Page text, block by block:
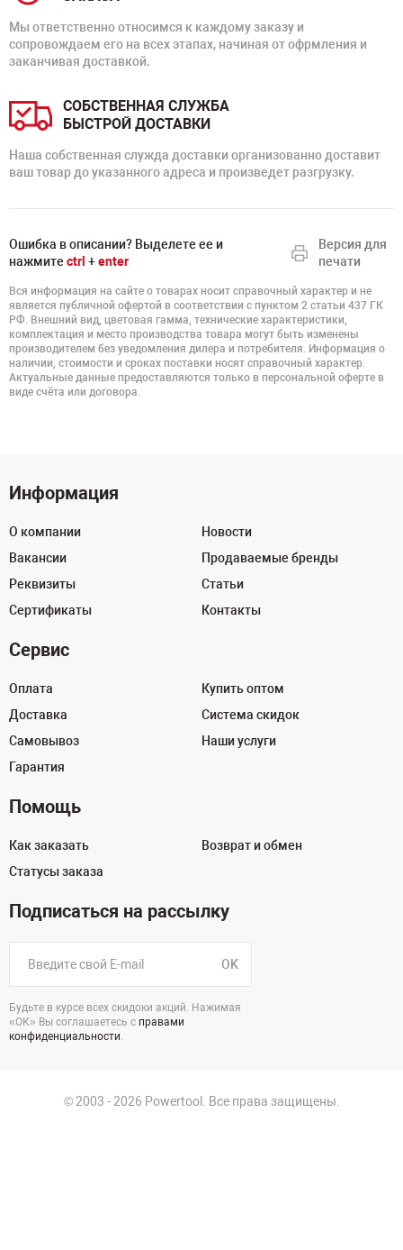
Мы ответственно относимся к каждому заказу и
сопровождаем его на всех этапах, начиная от офрмления и
заканчивая доставкой.
СОБСТВЕННАЯ СЛУЖБА
БЫСТРОЙ ДОСТАВКИ
Наша собственная служда доставки организованно доставит
ваш товар до указанного адреса и произведет разгрузку.
Ошибка в описании? Выделете ее и
нажмите ctrl +enter
Версия для
печати
Вся информация на сайте о товарах носит справочный характер и не
является публичной офертой в соответствии с пунктом 2 статьи 437 ГК
РФ. Внешний вид, цветовая гамма, технические характеристики,
комплектация и место производства товара могут быть изменены
производителем без уведомления дилера и потребителя. Информация о
наличии, стоимости и сроках поставки носят справочный характер.
Актуальные данные предоставляются только в персональной оферте в
виде счёта или договора.
Информация
О компании
Вакансии
Реквизиты
Сертификаты
Новости
Продаваемые бренды
Статьи
Контакты
Сервис
Оплата
Доставка
Самовывоз
Гарантия
Купить оптом
Система скидок
Наши услуги
Помощь
Как заказать
Статусы заказа
Возврат и обмен
Подписаться на рассылку
OK
Будьте в курсе всех скидоки акций. Нажимая
«ОК» Вы соглашаетесь с правами
конфиденциальности.
© 2003 - 2026 Powertool. Все права защищены.